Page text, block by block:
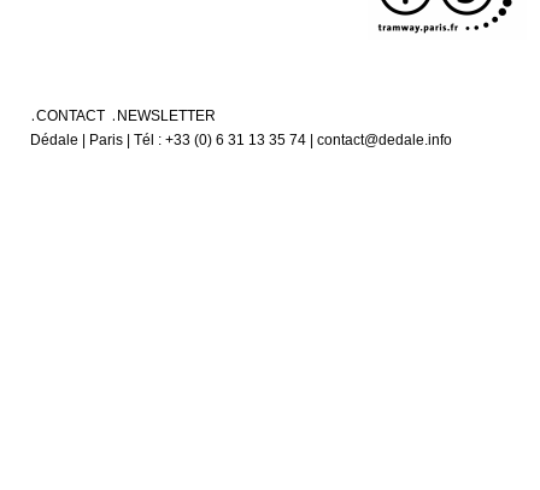
CONTACT
NEWSLETTER
Dédale | Paris | Tél : +33 (0) 6 31 13 35 74 | contact@dedale.info